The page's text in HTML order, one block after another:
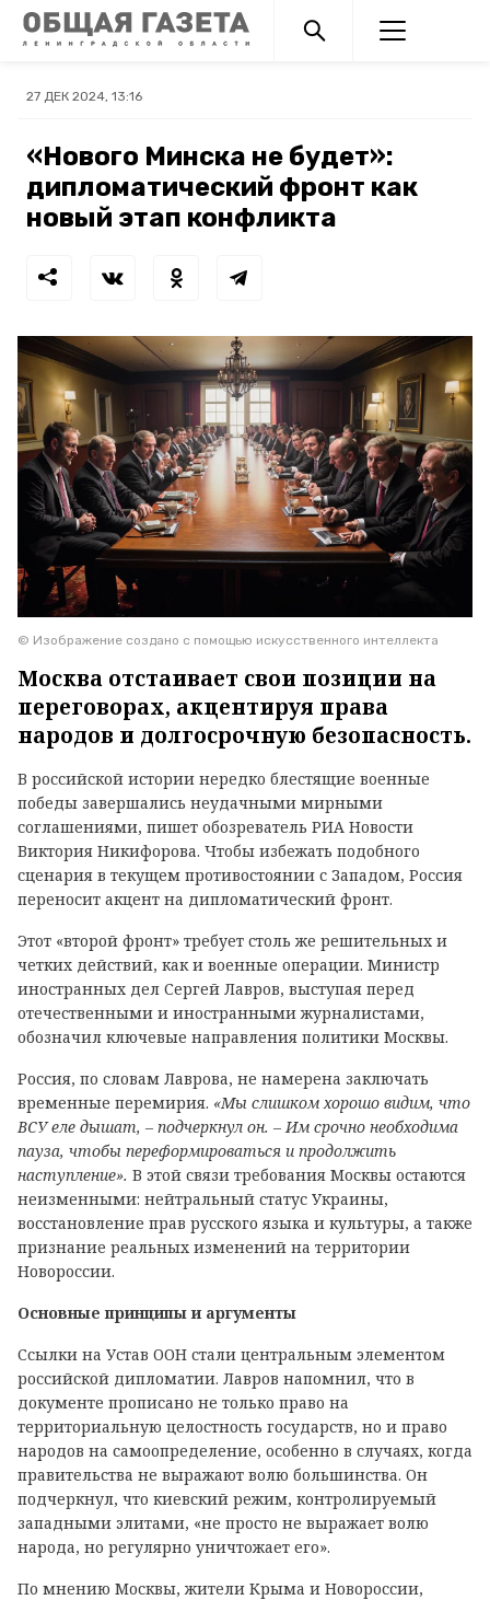
27 ДЕК 2024, 13:16
«Нового Минска не будет»:
дипломатический фронт как
новый этап конфликта
© Изображение создано с помощью искусственного интеллекта
Москва отстаивает свои позиции на
переговорах, акцентируя права
народов и долгосрочную безопасность.
В российской истории нередко блестящие военные
победы завершались неудачными мирными
соглашениями, пишет обозреватель РИА Новости
Виктория Никифорова. Чтобы избежать подобного
сценария в текущем противостоянии с Западом, Россия
переносит акцент на дипломатический фронт.
Этот «второй фронт» требует столь же решительных и
четких действий, как и военные операции. Министр
иностранных дел Сергей Лавров, выступая перед
отечественными и иностранными журналистами,
обозначил ключевые направления политики Москвы.
Россия, по словам Лаврова, не намерена заключать
временные перемирия. «Мы слишком хорошо видим, что
ВСУ еле дышат, – подчеркнул он. – Им срочно необходима
пауза, чтобы переформироваться и продолжить
наступление». В этой связи требования Москвы остаются
неизменными: нейтральный статус Украины,
восстановление прав русского языка и культуры, а также
признание реальных изменений на территории
Новороссии.
Основные принципы и аргументы
Ссылки на Устав ООН стали центральным элементом
российской дипломатии. Лавров напомнил, что в
документе прописано не только право на
территориальную целостность государств, но и право
народов на самоопределение, особенно в случаях, когда
правительства не выражают волю большинства. Он
подчеркнул, что киевский режим, контролируемый
западными элитами, «не просто не выражает волю
народа, но регулярно уничтожает его».
По мнению Москвы, жители Крыма и Новороссии,